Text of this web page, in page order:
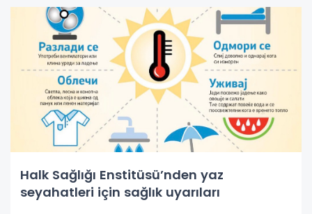
Halk Sağlığı Enstitüsü’nden yaz
seyahatleri için sağlık uyarıları